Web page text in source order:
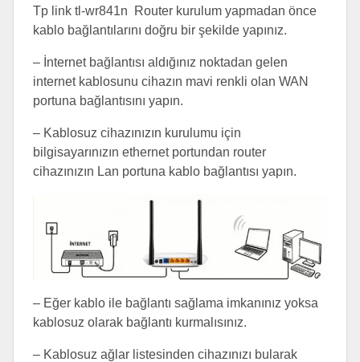
Tp link tl-wr841n Router kurulum yapmadan önce
kablo bağlantılarını doğru bir şekilde yapınız.
– İnternet bağlantısı aldığınız noktadan gelen
internet kablosunu cihazın mavi renkli olan WAN
portuna bağlantısını yapın.
– Kablosuz cihazınızın kurulumu için
bilgisayarınızın ethernet portundan router
cihazınızın Lan portuna kablo bağlantısı yapın.
– Eğer kablo ile bağlantı sağlama imkanınız yoksa
kablosuz olarak bağlantı kurmalısınız.
– Kablosuz ağlar listesinden cihazınızı bularak